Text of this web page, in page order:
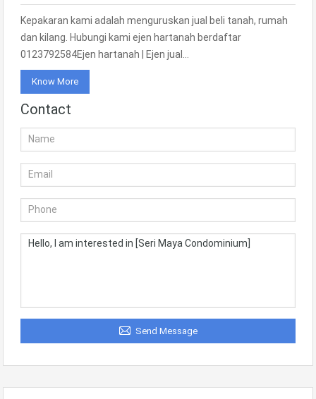
Kepakaran kami adalah menguruskan jual beli tanah, rumah
dan kilang. Hubungi kami ejen hartanah berdaftar
0123792584Ejen hartanah | Ejen jual…
Know More
Contact
Send Message